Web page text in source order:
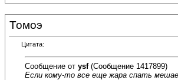
Томоэ
Цитата:
Сообщение от ysf(Сообщение 1417899)
Если кому-то все еще жара спать